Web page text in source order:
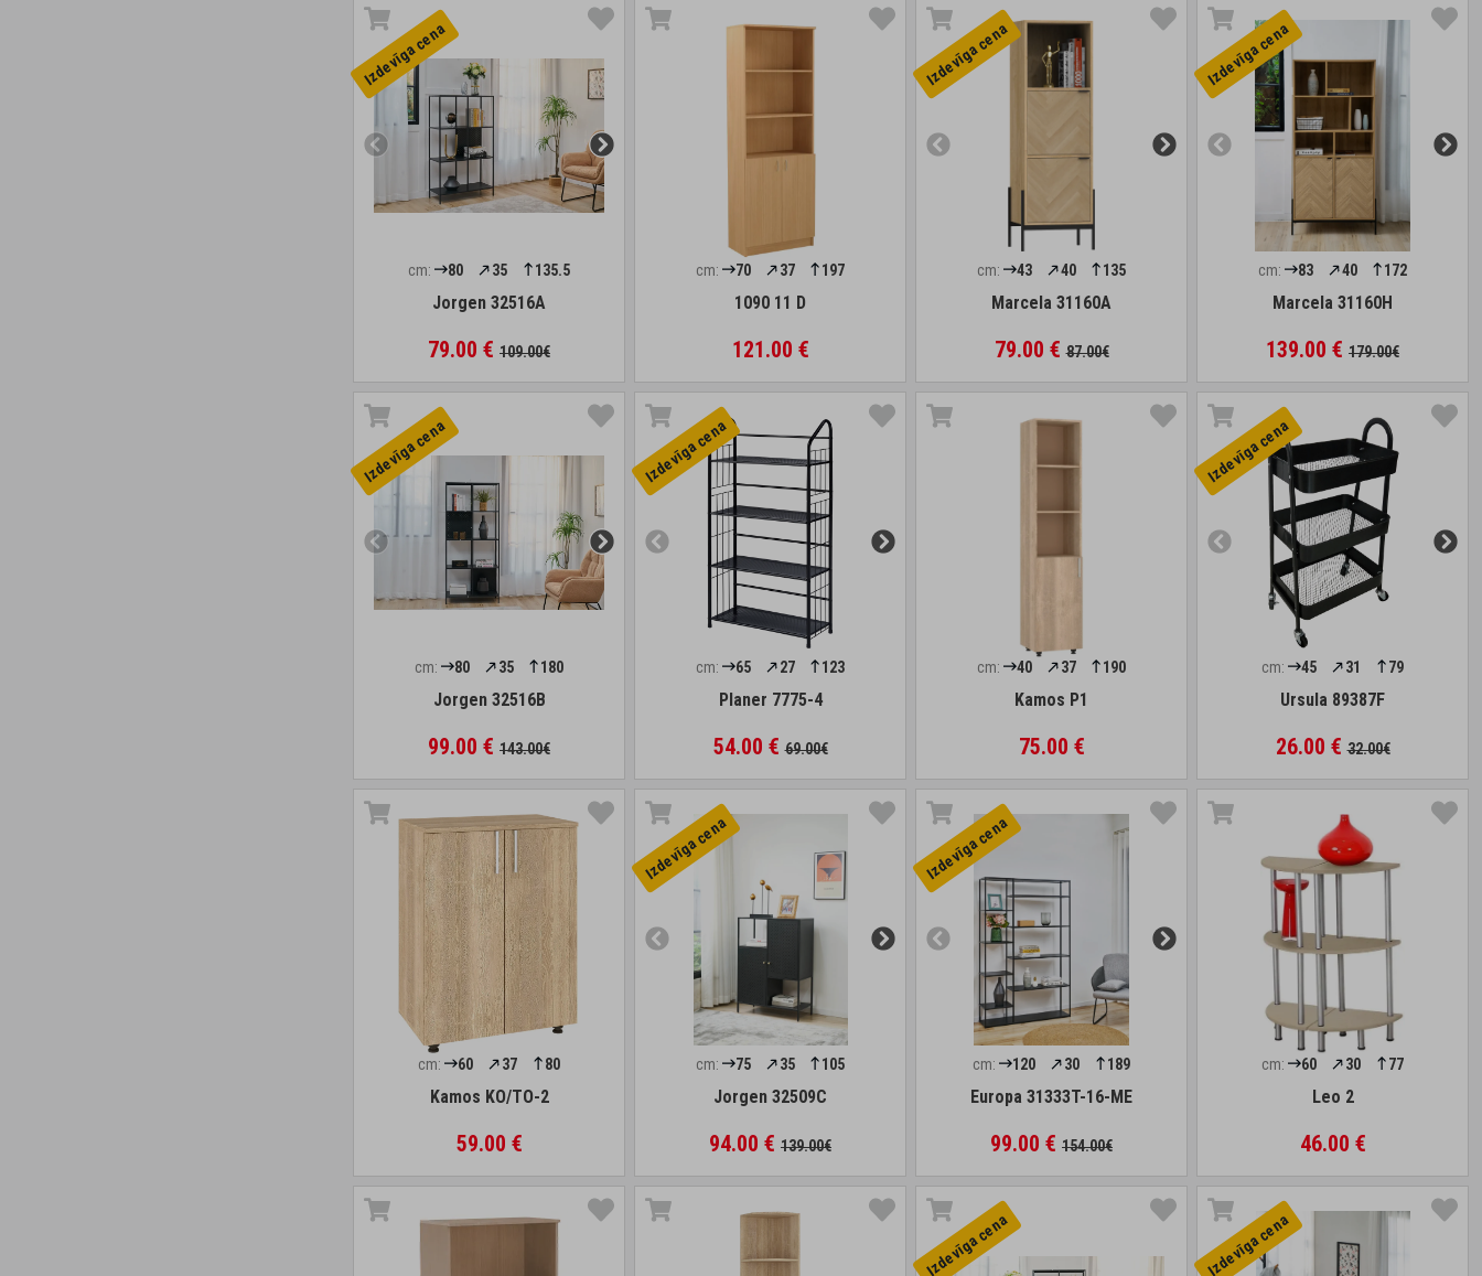
Izdevīga cena
cm: 80 35 135.5
Jorgen 32516A
79.00 € 109.00€
cm: 70 37 197
1090 11 D
121.00 €
Izdevīga cena
cm: 43 40 135
Marcela 31160A
79.00 €87.00€
Izdevīga cena
cm: 83 40 172
Marcela 31160H
139.00 € 179.00€
Izdevīga cena
cm: 80 35 180
Jorgen 32516B
99.00 € 143.00€
Izdevīga cena
cm: 65 27 123
Planer 7775-4
54.00 €69.00€
cm: 40 37 190
Kamos P1
75.00 €
Izdevīga cena
cm: 45 31 79
Ursula 89387F
26.00 €32.00€
cm: 60 37 80
Kamos KO/TO-2
59.00 €
Izdevīga cena
cm: 75 35 105
Jorgen 32509C
94.00 € 139.00€
Izdevīga cena
cm: 120 30 189
Europa 31333T-16-ME
99.00 € 154.00€
cm: 60 30 77
Leo 2
46.00 €
Izdevīga cena Izdevīga cena